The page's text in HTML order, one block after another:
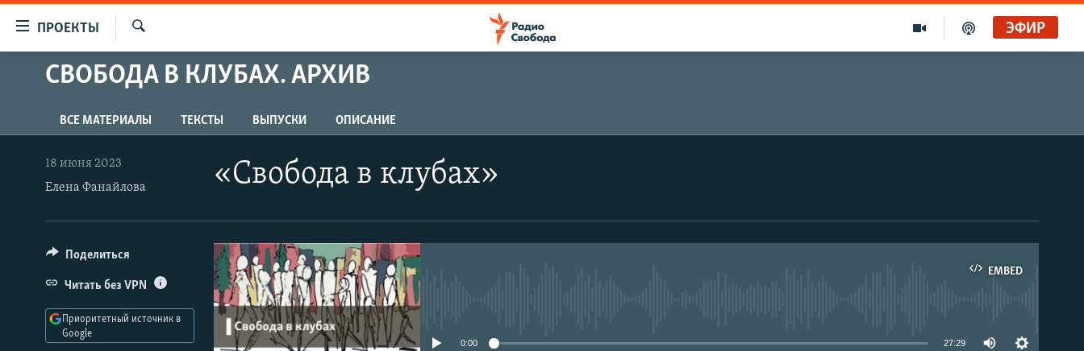
упрощенного
Вернуться
к
основному
содержанию
навигации
Вернутся
ПРОЕКТЫ
ПРОГРАММЫ
АВТОРСКИЕ ПРОЕКТЫ
ЦИТАТЫ СВОБОДЫ
МНЕНИЯ
КУЛЬТУРА
IDEL.РЕАЛИИ
КАВКАЗ.РЕАЛИИ
СЕВЕР.РЕАЛИИ
СИБИРЬ.РЕАЛИИ
ЭФИР
СВОБОДА В КЛУБАХ. АРХИВ
ВСЕ МАТЕРИАЛЫ ТЕКСТЫ ВЫПУСКИ ОПИСАНИЕ
«Свобода в клубах»
18 июня 2023
Елена Фанайлова
EMBED
0:00 27:29
Поделиться
Читать без VPN
Приоритетный источник в
Google